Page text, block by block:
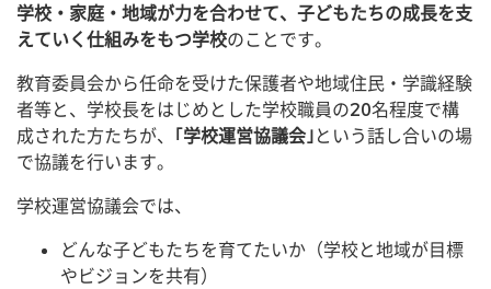
学校・家庭・地域が力を合わせて、子どもたちの成長を支
えていく仕組みをもつ学校のことです。
教育委員会から任命を受けた保護者や地域住民・学識経験
者等と、学校長をはじめとした学校職員の20名程度で構
成された方たちが、 ｢学校運営協議会｣という話し合いの場
で協議を行います。
学校運営協議会では、
どんな子どもたちを育てたいか（学校と地域が目標
やビジョンを共有）